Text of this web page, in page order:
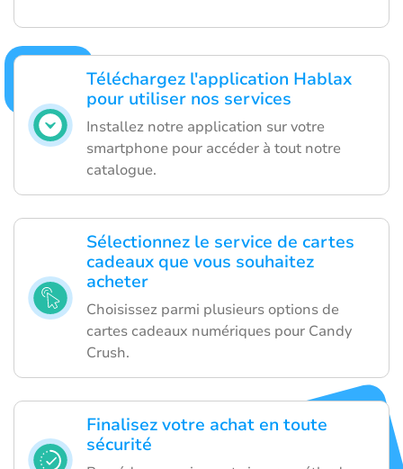
Téléchargez l'application Hablax
pour utiliser nos services
Installez notre application sur votre
smartphone pour accéder à tout notre
catalogue.
Sélectionnez le service de cartes
cadeaux que vous souhaitez
acheter
Choisissez parmi plusieurs options de
cartes cadeaux numériques pour Candy
Crush.
Finalisez votre achat en toute
sécurité